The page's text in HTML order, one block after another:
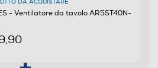
DA ACQUISTARE
- Ventilatore da tavolo AR5ST40N-